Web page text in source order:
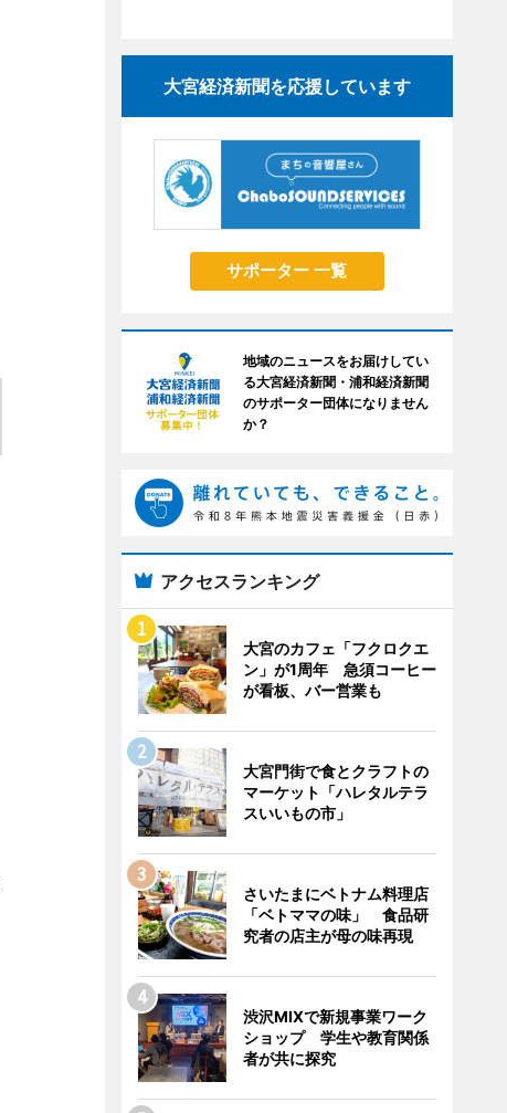
大宮経済新聞を応援しています
サポーター 一覧
地域のニュースをお届けしてい
る大宮経済新聞・浦和経済新聞
のサポーター団体になりません
か？
アクセスランキング
大宮のカフェ「フクロクエ
ン」が1周年 急須コーヒー
が看板、バー営業も
大宮門街で食とクラフトの
マーケット「ハレタルテラ
スいいもの市」
さいたまにベトナム料理店
「ベトママの味」 食品研
究者の店主が母の味再現
渋沢MIXで新規事業ワーク
ショップ 学生や教育関係
者が共に探究